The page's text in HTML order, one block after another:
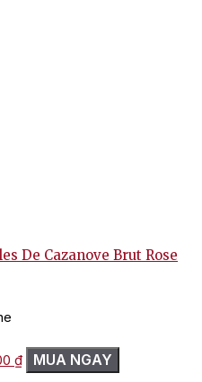
De Cazanove Brut Rose
₫Giá
hiện
MUA NGAY